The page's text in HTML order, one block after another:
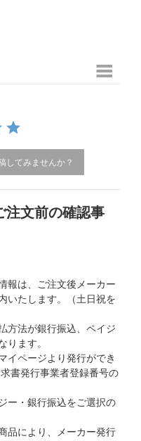
してみませんか？
注文前の確認事
報は、ご注文後メーカー
いたします。（土日祝を
方法が銀行振込、ペイジ
ります。
イページより発行ができ
書発行事業者登録番号の
ー・銀行振込をご選択の
品により、メーカー発行